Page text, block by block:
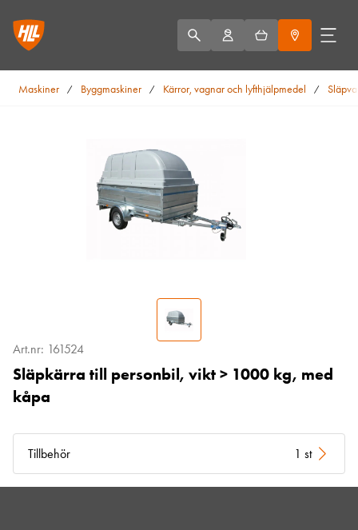
Maskiner / Byggmaskiner / Kärror, vagnar och lyfthjälpmedel /
Art.nr: 161524
Släpkärra till personbil, vikt > 1000 kg, med
kåpa
Tillbehör 1 st